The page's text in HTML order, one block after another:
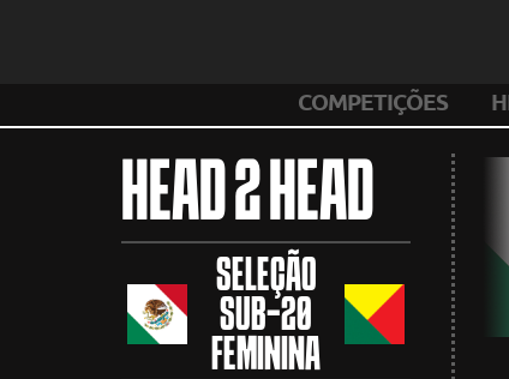
COMPETIÇÕES
HEAD 2 HEAD
SELEÇÃO
SUB-20
FEMININA